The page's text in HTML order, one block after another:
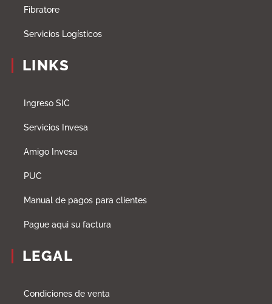
Fibratore
Servicios Logísticos
LINKS
Ingreso SIC
Servicios Invesa
Amigo Invesa
PUC
Manual de pagos para clientes
Pague aqui su factura
LEGAL
Condiciones de venta